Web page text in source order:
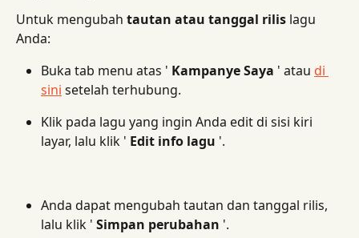
Untuk mengubah tautan atau tanggal rilis lagu
Anda:
Buka tab menu atas ' Kampanye Saya ' atau di
sini setelah terhubung.
Klik pada lagu yang ingin Anda edit di sisi kiri
layar, lalu klik ' Edit info lagu '.
Anda dapat mengubah tautan dan tanggal rilis,
lalu klik ' Simpan perubahan '.